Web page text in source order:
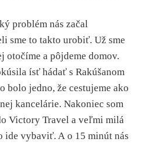
problém nás začal
sme to takto urobiť. Už sme
otočíme a pôjdeme domov.
ísť hádať s Rakúšanom
bolo jedno, že cestujeme ako
kancelárie. Nakoniec som
Victory Travel a veľmi milá
ide vybaviť. A o 15 minút nás